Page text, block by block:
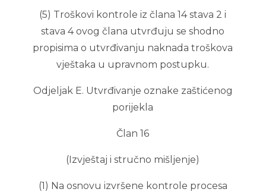
(5) Troškovi kontrole iz člana 14 stava 2 i
stava 4 ovog člana utvrđuju se shodno
propisima o utvrđivanju naknada troškova
vještaka u upravnom postupku.
Odjeljak E. Utvrđivanje oznake zaštićenog
porijekla
Član 16
(Izvještaj i stručno mišljenje)
(1) Na osnovu izvršene kontrole procesa